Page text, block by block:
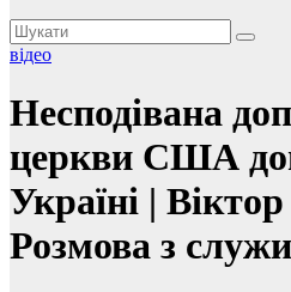
відео
Несподівана
церкви США
Україні |
Розмова з